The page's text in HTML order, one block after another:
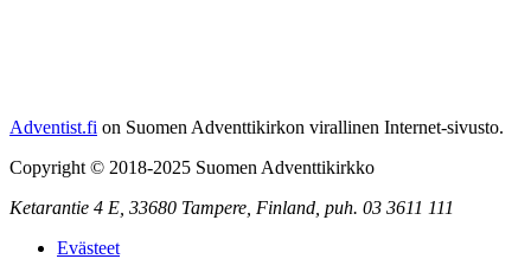
Adventist.fi on Suomen Adventtikirkon virallinen Internet-sivusto.
Copyright © 2018-2025 Suomen Adventtikirkko
Ketarantie 4 E, 33680 Tampere Finland, puh. 03 3611 111
Evästeet